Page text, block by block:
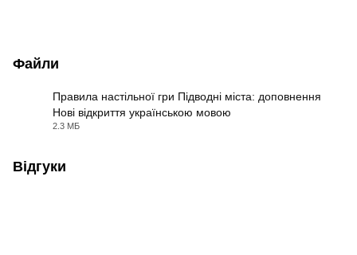
Файли
Правила настільної гри Підводні міста: доповнення
Нові відкриття українською мовою
2.3 МБ
Відгуки